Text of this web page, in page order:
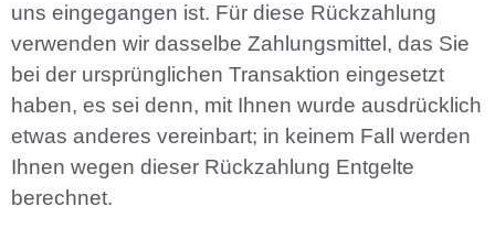
uns eingegangen ist. Für diese Rückzahlung
verwenden wir dasselbe Zahlungsmittel, das Sie
bei der ursprünglichen Transaktion eingesetzt
haben, es sei denn, mit Ihnen wurde ausdrücklich
etwas anderes vereinbart; in keinem Fall werden
Ihnen wegen dieser Rückzahlung Entgelte
berechnet.